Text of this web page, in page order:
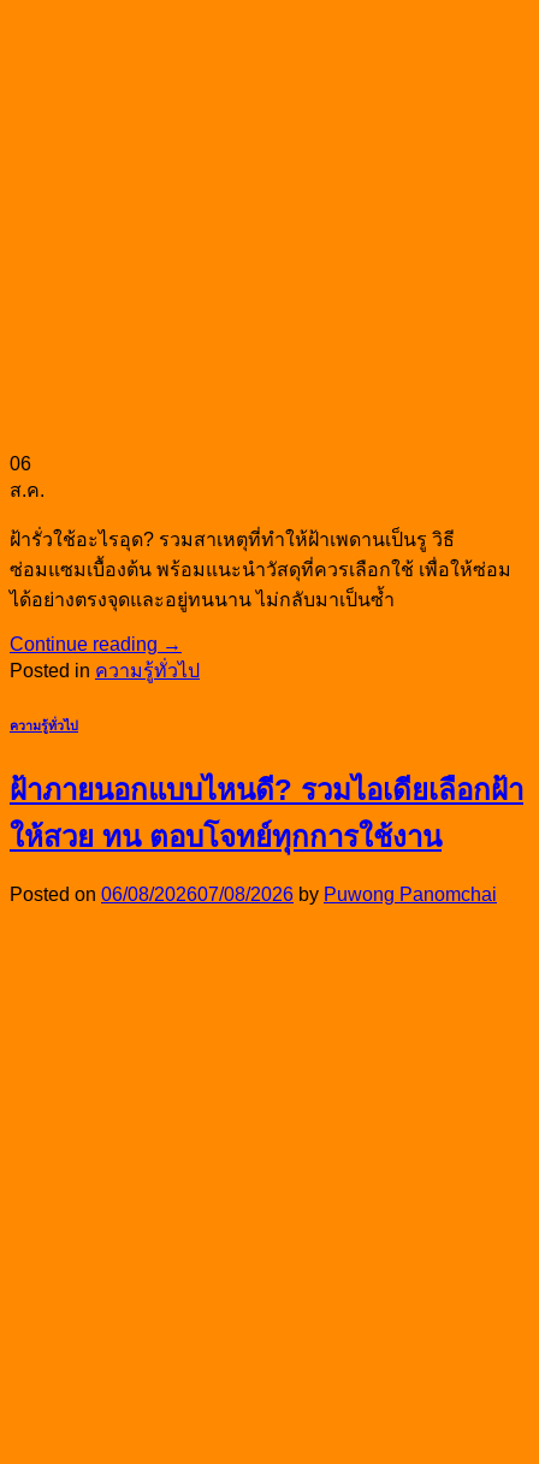
06
ส.ค.
ฝ้ารั่วใช้อะไรอุด? รวมสาเหตุที่ทำให้ฝ้าเพดานเป็นรู วิธี
ซ่อมแซมเบื้องต้น พร้อมแนะนำวัสดุที่ควรเลือกใช้ เพื่อให้ซ่อม
ได้อย่างตรงจุดและอยู่ทนนาน ไม่กลับมาเป็นซ้ำ
Continue reading →
Posted in ความรู้ทั่วไป
ความรู้ทั่วไป
ฝ้าภายนอกแบบไหนดี? รวมไอเดียเลือกฝ้า
ให้สวย ทน ตอบโจทย์ทุกการใช้งาน
Posted on 06/08/202607/08/2026 by Puwong Panomchai